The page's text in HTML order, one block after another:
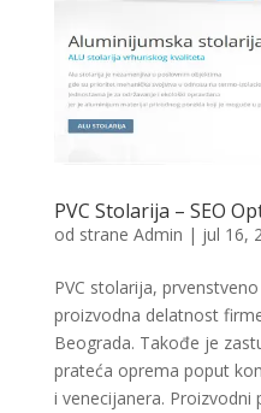
PVC Stolarija – SEO
od strane Admin | jul 16,
PVC stolarija,
proizvodna delatnost
Beograda. Takođe je
prateća oprema poput
i venecijanera. Proizvodni